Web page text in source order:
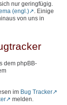
nur geringfügig.
(engl.)
. Einige
von uns in
dem phpBB-
im Bug Tracker
melden.